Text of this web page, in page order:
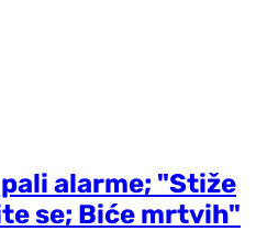
alarme; "Stiže
se; Biće mrtvih"